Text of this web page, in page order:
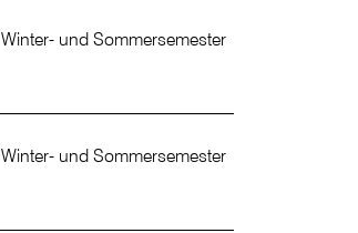
Winter- und Sommersemester
Winter- und Sommersemester